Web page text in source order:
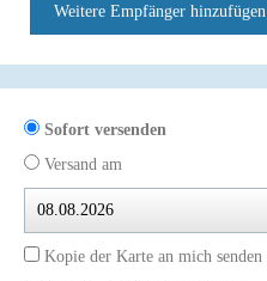
Weitere Empfänger hinzufügen
Sofort versenden
Versand am
Kopie der Karte an mich senden